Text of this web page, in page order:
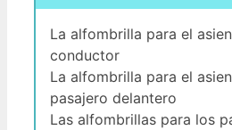
La alfombrilla para el
conductor
La alfombrilla para el
pasajero delantero
Las alfombrillas para los